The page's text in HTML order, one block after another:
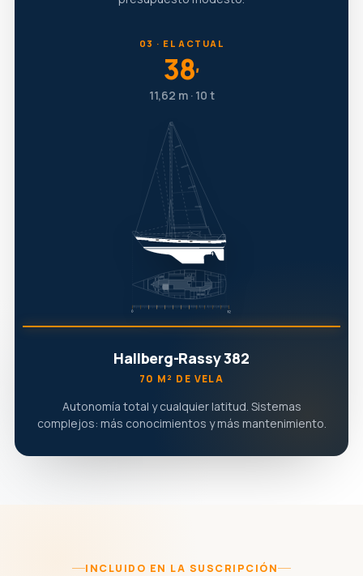
03 · EL ACTUAL
38′
11,62 m · 10 t
Hallberg-Rassy 382
70 M² DE VELA
Autonomía total y cualquier latitud. Sistemas
complejos: más conocimientos y más mantenimiento.
INCLUIDO EN LA SUSCRIPCIÓN